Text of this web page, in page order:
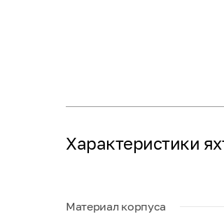
Характеристики
Материал корпуса